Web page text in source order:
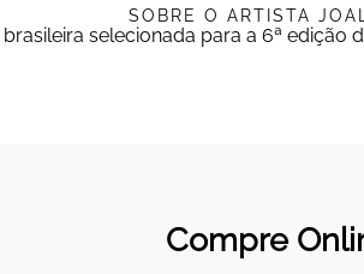
SOBRE O ARTISTA
selecionada para a 6ª edição
Compre